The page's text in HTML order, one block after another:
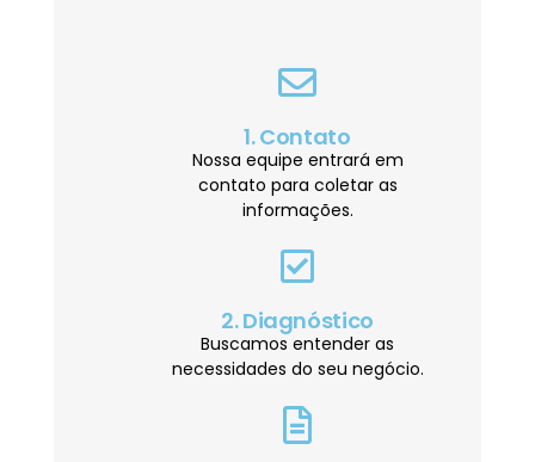
1. Contato
Nossa equipe entrará em
contato para coletar as
informações.
2. Diagnóstico
Buscamos entender as
necessidades do seu negócio.